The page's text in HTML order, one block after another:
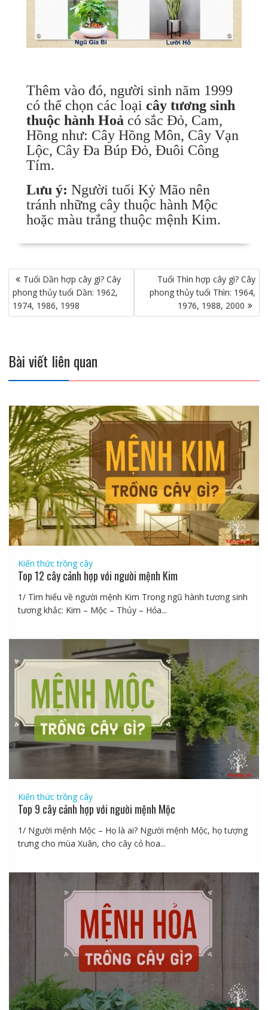
Thêm vào đó, người sinh năm 1999
có thể chọn các loại cây tương sinh
thuộc hành Hoả có sắc Đỏ, Cam,
Hồng như: Cây Hồng Môn, Cây Vạn
Lộc, Cây Đa Búp Đỏ, Đuôi Công
Tím.
Lưu ý: Người tuổi Kỷ Mão nên
tránh những cây thuộc hành Mộc
hoặc màu trắng thuộc mệnh Kim.
Điều
hướng
bài
viết
Tuổi Dần hợp cây gì? Cây
phong thủy tuổi Dần: 1962,
1974, 1986, 1998
Tuổi Thìn hợp cây gì? Cây
phong thủy tuổi Thìn: 1964,
1976, 1988, 2000
Bài viết liên quan
Kiến thức trồng cây
Top 12 cây cảnh hợp với người mệnh Kim
1/ Tìm hiểu về người mệnh Kim Trong ngũ hành tương sinh
tương khắc: Kim – Mộc – Thủy – Hỏa...
Kiến thức trồng cây
Top 9 cây cảnh hợp với người mệnh Mộc
1/ Người mệnh Mộc – Họ là ai? Người mệnh Mộc, họ tượng
trưng cho mùa Xuân, cho cây cỏ hoa...